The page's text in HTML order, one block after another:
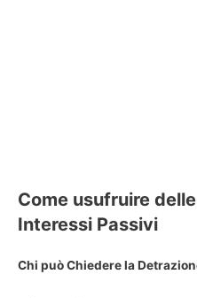
Come usufruire
Interessi Passivi
Chi può Chiedere la